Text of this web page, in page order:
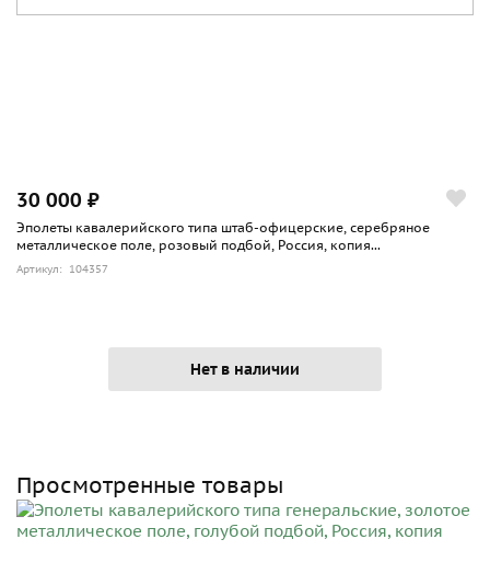
30 000 ₽
Эполеты кавалерийского типа штаб-офицерские, серебряное
металлическое поле, розовый подбой, Россия, копия...
Артикул: 104357
Нет в наличии
Просмотренные товары